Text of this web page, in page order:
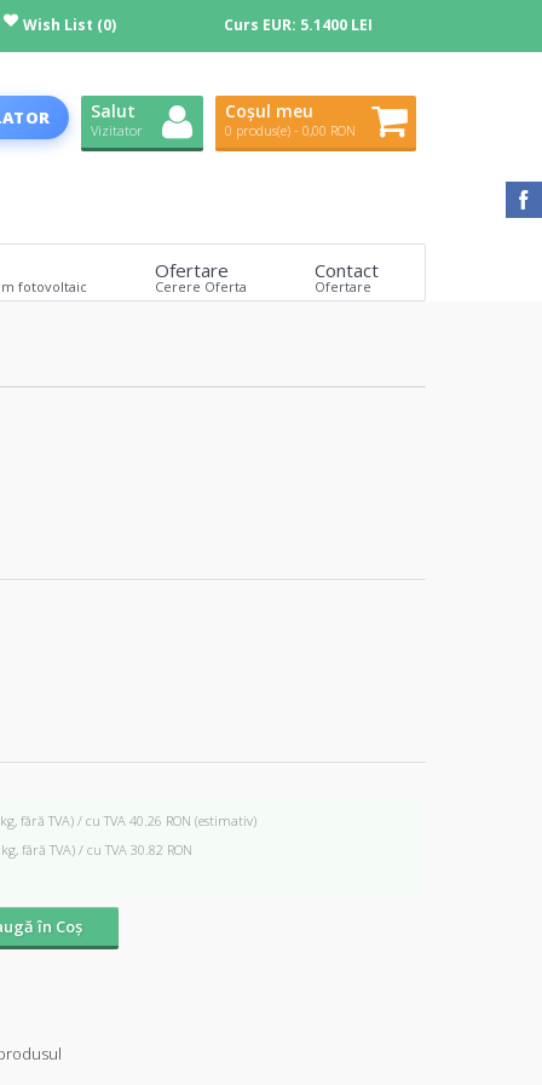
Wish List (0) Curs EUR: 5.1400 LEI
Salut
Vizitator
Coșul meu
0 produs(e) - 0,00 RON
fotovoltaic
Ofertare
Cerere Oferta
Contact
Ofertare
fără TVA) / cu TVA 40.26 RON (estimativ)
fără TVA) / cu TVA 30.82 RON
în Coş